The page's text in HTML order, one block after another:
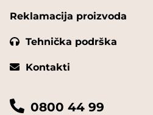
Reklamacija proizvoda
Tehnička podrška
Kontakti
0800 44 99